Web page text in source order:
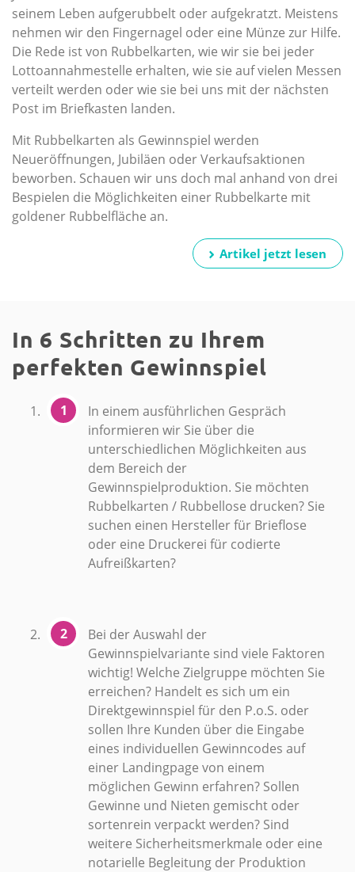
seinem Leben aufgerubbelt oder aufgekratzt. Meistens
nehmen wir den Fingernagel oder eine Münze zur Hilfe.
Die Rede ist von Rubbelkarten, wie wir sie bei jeder
Lottoannahmestelle erhalten, wie sie auf vielen Messen
verteilt werden oder wie sie bei uns mit der nächsten
Post im Briefkasten landen.
Mit Rubbelkarten als Gewinnspiel werden
Neueröffnungen, Jubiläen oder Verkaufsaktionen
beworben. Schauen wir uns doch mal anhand von drei
Bespielen die Möglichkeiten einer Rubbelkarte mit
goldener Rubbelfläche an.
Artikel jetzt lesen
In 6 Schritten zu Ihrem
perfekten Gewinnspiel
In einem ausführlichen Gespräch
informieren wir Sie über die
unterschiedlichen Möglichkeiten aus
dem Bereich der
Gewinnspielproduktion. Sie möchten
Rubbelkarten / Rubbellose drucken? Sie
suchen einen Hersteller für Brieflose
oder eine Druckerei für codierte
Aufreißkarten?
Bei der Auswahl der
Gewinnspielvariante sind viele Faktoren
wichtig! Welche Zielgruppe möchten Sie
erreichen? Handelt es sich um ein
Direktgewinnspiel für den P.o.S. oder
sollen Ihre Kunden über die Eingabe
eines individuellen Gewinncodes auf
einer Landingpage von einem
möglichen Gewinn erfahren? Sollen
Gewinne und Nieten gemischt oder
sortenrein verpackt werden? Sind
weitere Sicherheitsmerkmale oder eine
notarielle Begleitung der Produktion